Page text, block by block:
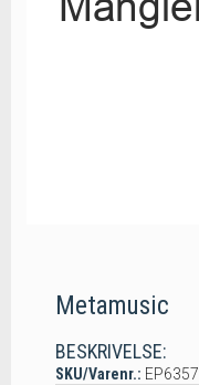
Metamusic
BESKRIVELSE:
SKU/Varenr.: EP6357